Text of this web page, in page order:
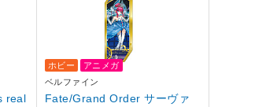
real
ホビー
アニメガ
ベルファイン
Fate/Grand Order サーヴァ